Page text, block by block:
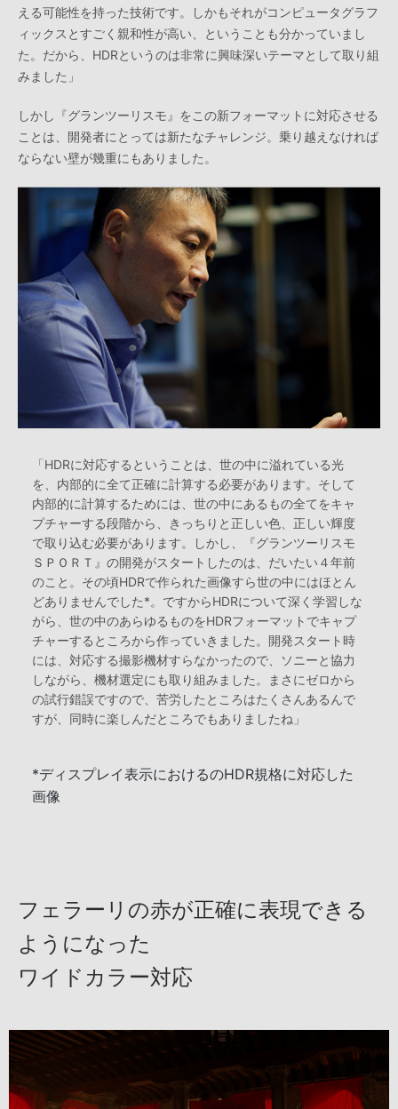
える可能性を持った技術です。しかもそれがコンピュータグラフ
ィックスとすごく親和性が高い、ということも分かっていまし
た。だから、HDRというのは非常に興味深いテーマとして取り組
みました」
しかし『グランツーリスモ』をこの新フォーマットに対応させる
ことは、開発者にとっては新たなチャレンジ。乗り越えなければ
ならない壁が幾重にもありました。
「HDRに対応するということは、世の中に溢れている光
を、内部的に全て正確に計算する必要があります。そして
内部的に計算するためには、世の中にあるもの全てをキャ
プチャーする段階から、きっちりと正しい色、正しい輝度
で取り込む必要があります。しかし、『グランツーリスモ
ＳＰＯＲＴ』の開発がスタートしたのは、だいたい４年前
のこと。その頃HDRで作られた画像すら世の中にはほとん
どありませんでした*。ですからHDRについて深く学習しな
がら、世の中のあらゆるものをHDRフォーマットでキャプ
チャーするところから作っていきました。開発スタート時
には、対応する撮影機材すらなかったので、ソニーと協力
しながら、機材選定にも取り組みました。まさにゼロから
の試行錯誤ですので、苦労したところはたくさんあるんで
すが、同時に楽しんだところでもありましたね」
*ディスプレイ表示におけるのHDR規格に対応した
画像
フェラーリの赤が正確に表現できる
ようになった
ワイドカラー対応